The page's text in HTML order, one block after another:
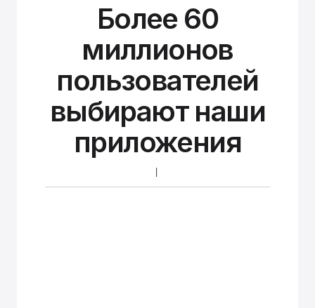
Более 60
миллионов
пользователей
выбирают наши
приложения